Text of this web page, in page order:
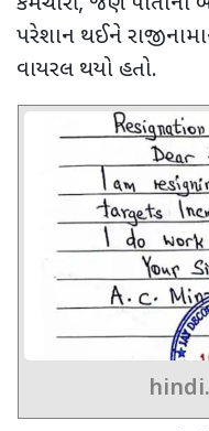
પરેશાન થઈને
વાયરલ થયો હતો.